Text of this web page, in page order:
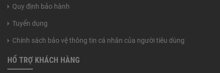
Quy định bảo hành
Tuyển dụng
Chính sách bảo vệ thông tin cá nhân của người tiêu dùng
HỔ TRỢ KHÁCH HÀNG